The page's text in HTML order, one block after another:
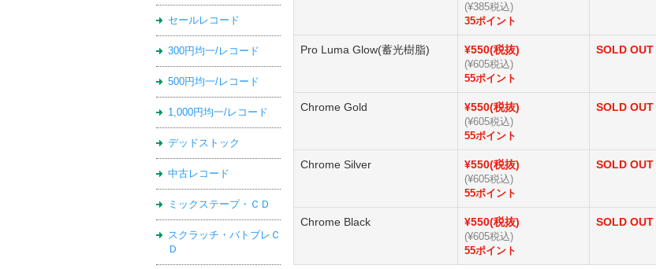
セールレコード
300円均一/レコード
500円均一/レコード
1,000円均一/レコード
デッドストック
中古レコード
ミックステープ・ＣＤ
スクラッチ・バトブレＣ
Ｄ
(¥385税込)
35ポイント
Pro Luma Glow(蓄光樹脂) ¥550(税抜)
(¥605税込)
55ポイント
SOLD OUT
Chrome Gold ¥550(税抜)
(¥605税込)
55ポイント
SOLD OUT
Chrome Silver ¥550(税抜)
(¥605税込)
55ポイント
SOLD OUT
Chrome Black ¥550(税抜)
(¥605税込)
55ポイント
SOLD OUT